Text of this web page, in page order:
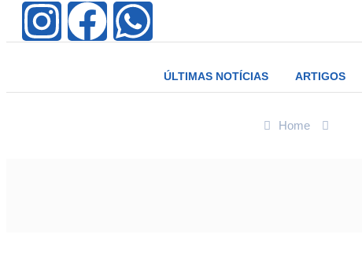
ÚLTIMAS NOTÍCIAS ARTIGOS
Home